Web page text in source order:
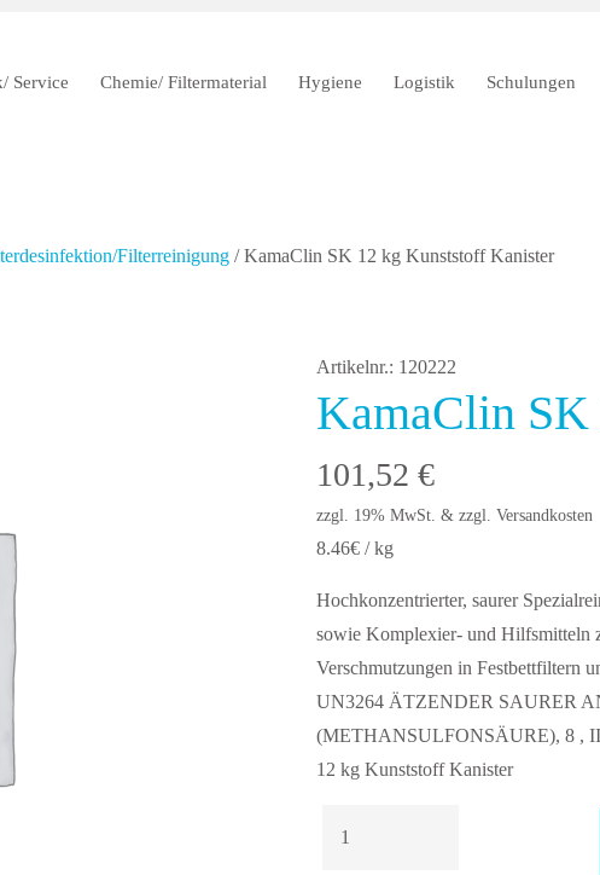
Service Chemie/ Filtermaterial Hygiene Logistik Schulungen
Filterreinigung / KamaClin SK 12 kg Kunststoff Kanister
Artikelnr.: 120222
KamaClin
101,52 €
zzgl. 19% MwSt. & zzgl. Versandkosten
8.46€ / kg
Hochkonzentrierter, saurer
sowie Komplexier- und Hilfsmitteln
Verschmutzungen in Festbettfiltern
UN3264 ÄTZENDER SAURER
(METHANSULFONSÄURE), 8 ,
12 kg Kunststoff Kanister